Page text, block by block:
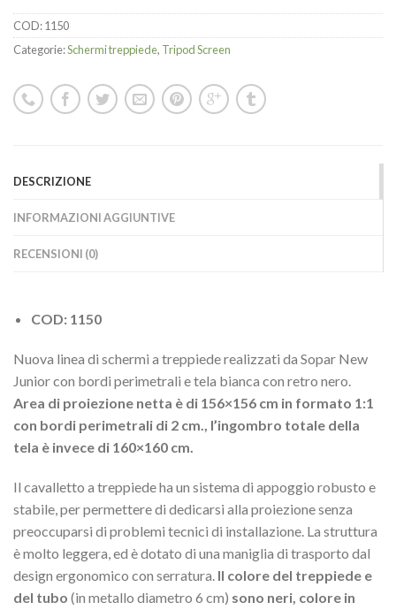
COD:1150
Categorie:Schermi treppiede, Tripod Screen
DESCRIZIONE
INFORMAZIONI AGGIUNTIVE
RECENSIONI (0)
COD: 1150
Nuova linea di schermi a treppiede realizzati da Sopar New
Junior con bordi perimetrali e tela bianca con retro nero.
Area di proiezione netta è di 156×156 cm in formato 1:1
con bordi perimetrali di 2 cm., l’ingombro totale della
tela è invece di 160×160 cm.
Il cavalletto a treppiede ha un sistema di appoggio robusto e
stabile, per permettere di dedicarsi alla proiezione senza
preoccuparsi di problemi tecnici di installazione. La struttura
è molto leggera, ed è dotato di una maniglia di trasporto dal
design ergonomico con serratura. Il colore del treppiede e
del tubo (in metallo diametro 6 cm) sono neri, colore in